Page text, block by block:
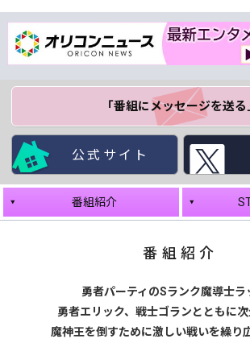
「番組にメッセージを送る
公式サイト
番組紹介
番組紹介
勇者パーティのSランク魔導士
勇者エリック、戦士ゴランとともに
魔神王を倒すために激しい戦いを繰り